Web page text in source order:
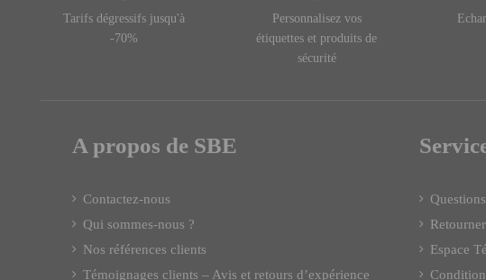
Tarifs dégressifs jusqu'à
-70%
Personnalisez vos
étiquettes et produits de
sécurité
A propos de SBE
Contactez-nous
Qui sommes-nous ?
Nos références clients
Témoignages clients – Avis et retours d’expérience
Espace